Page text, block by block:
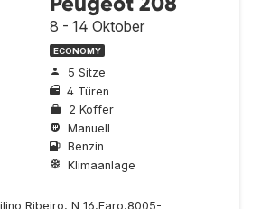
8 - 14 Oktober
ECONOMY
5 Sitze
4 Türen
2 Koffer
Manuell
Benzin
Klimaanlage
Ribeiro, N 16,Faro,8005-